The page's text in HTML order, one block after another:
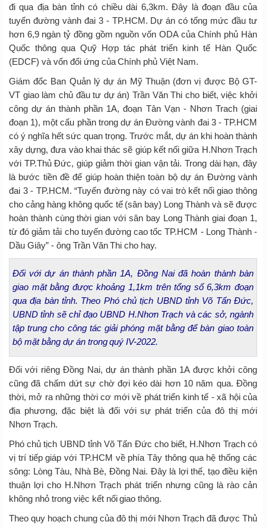
đi qua địa bàn tỉnh có chiều dài 6,3km. Đây là đoạn đầu của
tuyến đường vành đai 3 - TP.HCM. Dự án có tổng mức đầu tư
hơn 6,9 ngàn tỷ đồng gồm nguồn vốn ODA của Chính phủ Hàn
Quốc thông qua Quỹ Hợp tác phát triển kinh tế Hàn Quốc
(EDCF) và vốn đối ứng của Chính phủ Việt Nam.
Giám đốc Ban Quản lý dự án Mỹ Thuận (đơn vị được Bộ GT-
VT giao làm chủ đầu tư dự án) Trần Văn Thi cho biết, việc khởi
công dự án thành phần 1A, đoạn Tân Vạn - Nhơn Trach (giai
đoạn 1), một cấu phần trong dự án Đường vành đai 3 - TP.HCM
có ý nghĩa hết sức quan trọng. Trước mắt, dự án khi hoàn thành
xây dựng, đưa vào khai thác sẽ giúp kết nối giữa H.Nhơn Trạch
với TP.Thủ Đức, giúp giảm thời gian vận tải. Trong dài hạn, đây
là bước tiền đề để giúp hoàn thiện toàn bộ dự án Đường vành
đai 3 - TP.HCM. “Tuyến đường này có vai trò kết nối giao thông
cho cảng hàng không quốc tế (sân bay) Long Thành và sẽ được
hoàn thành cùng thời gian với sân bay Long Thành giai đoạn 1,
từ đó giảm tải cho tuyến đường cao tốc TP.HCM - Long Thành -
Dầu Giây” - ông Trần Văn Thi cho hay.
Đối với dự án thành phần 1A, Đồng Nai đã hoàn thành bàn
giao mặt bằng được khoảng 1,1km trên tổng số 6,3km đoạn
qua địa bàn tỉnh. Theo Phó chủ tịch UBND tỉnh Võ Tấn Đức,
UBND tỉnh sẽ chỉ đạo UBND H.Nhơn Trạch và các sở, ngành
tập trung cho công tác giải phóng mặt bằng để bàn giao toàn
bộ mặt bằng dự án trong quý IV-2022.
Đối với riêng Đồng Nai, dự án thành phần 1A được khởi công
cũng đã chấm dứt sự chờ đợi kéo dài hơn 10 năm qua. Đồng
thời, mở ra những thời cơ mới về phát triển kinh tế - xã hội của
địa phương, đặc biệt là đối với sự phát triển của đô thị mới
Nhơn Trạch.
Phó chủ tịch UBND tỉnh Võ Tấn Đức cho biết, H.Nhơn Trạch có
vị trí tiếp giáp với TP.HCM về phía Tây thông qua hệ thống các
sông: Lòng Tàu, Nhà Bè, Đồng Nai. Đây là lợi thế, tạo điều kiện
thuận lợi cho H.Nhơn Trạch phát triển nhưng cũng là rào cản
không nhỏ trong việc kết nối giao thông.
Theo quy hoạch chung của đô thị mới Nhơn Trạch đã được Thủ